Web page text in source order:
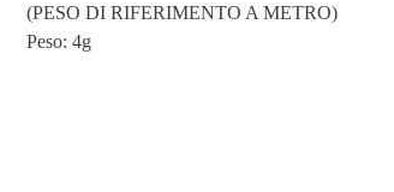
(PESO DI RIFERIMENTO A METRO)
Peso: 4g